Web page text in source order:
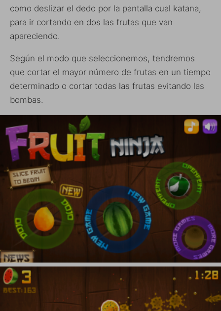
como deslizar el dedo por la pantalla cual katana,
para ir cortando en dos las frutas que van
apareciendo.
Según el modo que seleccionemos, tendremos
que cortar el mayor número de frutas en un tiempo
determinado o cortar todas las frutas evitando las
bombas.